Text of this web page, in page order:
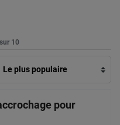
10
pour